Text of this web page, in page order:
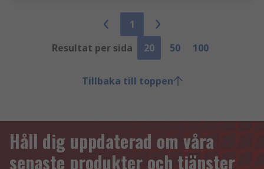
1
Resultat per sida
20 50 100
Tillbaka till toppen
Håll dig uppdaterad om våra
senaste produkter och tjänster